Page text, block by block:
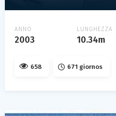
ANNO
2003
LUNGHEZZA
10.34m
658 671 giornos